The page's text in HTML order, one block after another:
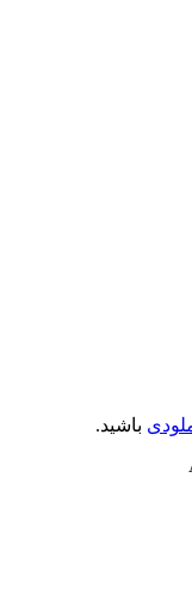
باشید.